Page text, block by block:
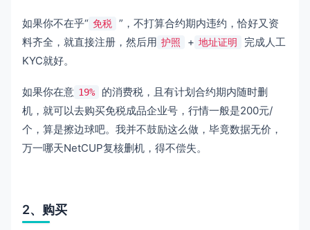
如果你不在乎“ 免税
”，不打算合约期内违约，恰好又资
料齐全，就直接注册，然后用 护照 + 地址证明
完成人工
KYC就好。
如果你在意 19%
的消费税，且有计划合约期内随时删
机，就可以去购买免税成品企业号，行情一般是200元/
个，算是擦边球吧。我并不鼓励这么做，毕竟数据无价，
万一哪天NetCUP复核删机，得不偿失。
2、购买